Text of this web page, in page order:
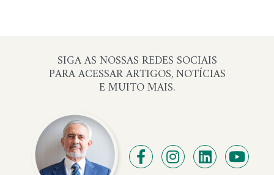
SIGA AS NOSSAS REDES SOCIAIS
PARA ACESSAR ARTIGOS, NOTÍCIAS
E MUITO MAIS.